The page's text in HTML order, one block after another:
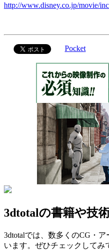
http://www.disney.co.jp/movie/
Pocket
3dtotalの書籍や技
3dtotalでは、数多くのCG・
います。ぜひチェックしてみ